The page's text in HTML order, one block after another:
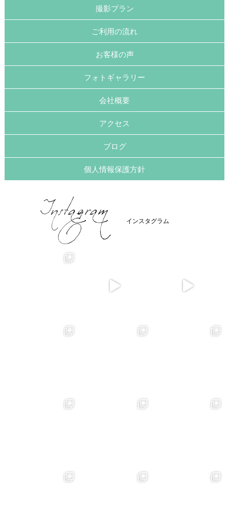
撮影プラン
ご利用の流れ
お客様の声
フォトギャラリー
会社概要
アクセス
ブログ
個人情報保護方針
インスタグラム